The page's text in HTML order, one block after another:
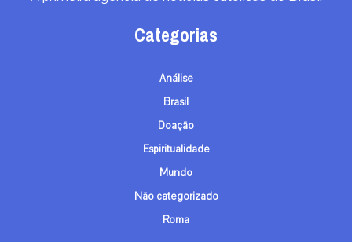
Categorias
Análise
Brasil
Doação
Espiritualidade
Mundo
Não categorizado
Roma